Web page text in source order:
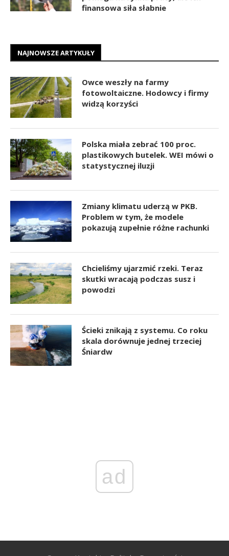
finansowa siła słabnie
NAJNOWSZE ARTYKUŁY
Owce weszły na farmy
fotowoltaiczne. Hodowcy i firmy
widzą korzyści
Polska miała zebrać 100 proc.
plastikowych butelek. WEI mówi o
statystycznej iluzji
Zmiany klimatu uderzą w PKB.
Problem w tym, że modele
pokazują zupełnie różne rachunki
Chcieliśmy ujarzmić rzeki. Teraz
skutki wracają podczas susz i
powodzi
Ścieki znikają z systemu. Co roku
skala dorównuje jednej trzeciej
Śniardw
ad